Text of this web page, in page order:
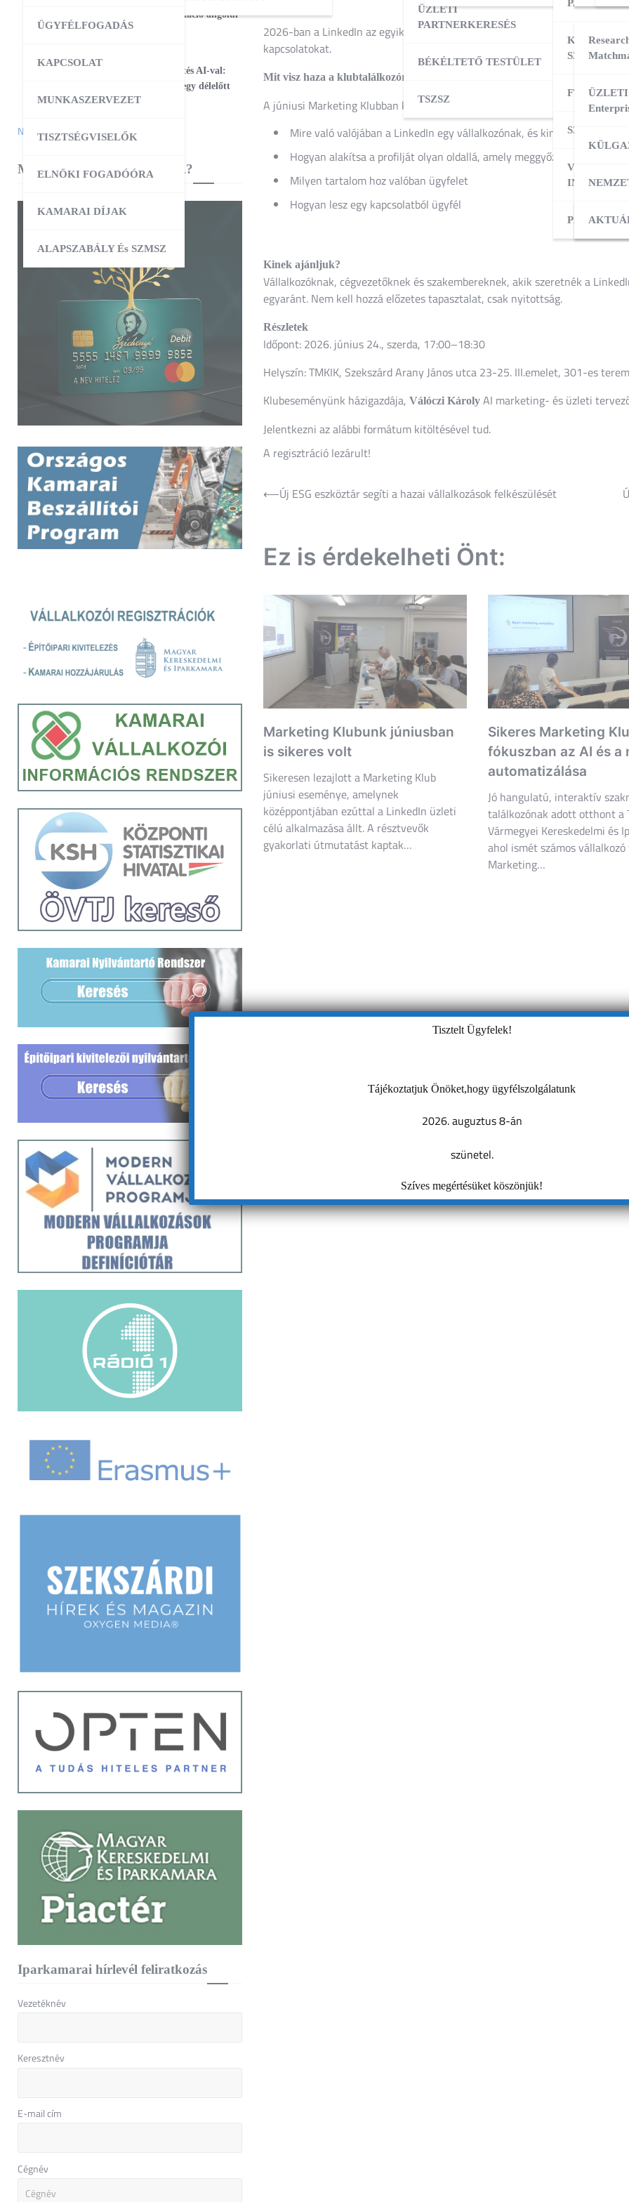
ÜZLETI
PARTNERKERESÉS
BÉKÉLTETŐ TESTÜLET
TSZSZ
KÜLPIACI
FT
INDÍTÁSA
ÜGYFÉLFOGADÁS
KAPCSOLAT
MUNKASZERVEZET
TISZTSÉGVISELŐK
ELNÖKI FOGADÓÓRA
KAMARAI DÍJAK
ALAPSZABÁLY És SZMSZ
utána semmi.
2026-ban a LinkedIn az egyik legértékesebb felület, ahol egy vállalkozó
kapcsolatokat.
Mit visz haza a klubtalálkozóról?
A júniusi Marketing Klubban közösen végigjárjuk, hogyan lesz a LinkedInből
Mire való valójában a LinkedIn egy vállalkozónak, és kinek éri meg
Hogyan alakítsa a profilját olyan oldallá, amely meggyőzi a potenciális
Milyen tartalom hoz valóban ügyfelet
Hogyan lesz egy kapcsolatból ügyfél
Kinek ajánljuk?
Vállalkozóknak, cégvezetőknek és szakembereknek, akik szeretnék a
egyaránt. Nem kell hozzá előzetes tapasztalat, csak nyitottság.
Részletek
Időpont: 2026. június 24., szerda, 17:00–18:30
Helyszín: TMKIK, Szekszárd Arany János utca 23-25. III.emelet, 301-es terem
Klubeseményünk házigazdája, Válóczi KárolyAI marketing- és üzleti
Jelentkezni az alábbi formátum kitöltésével tud.
A regisztráció lezárult!
Bejegyzés
⟵Új ESG eszköztár segíti a hazai vállalkozások felkészülését
Ez is érdekelheti Önt:
Marketing Klubunk júniusban
is sikeres volt
Sikeresen lezajlott a Marketing Klub
júniusi eseménye, amelynek
középpontjában ezúttal a LinkedIn üzleti
célú alkalmazása állt. A résztvevők
gyakorlati útmutatást kaptak…
Sikeres Marketing
fókuszban az AI és a
automatizálása
Jó hangulatú, interaktív
találkozónak adott otthont a
Vármegyei Kereskedelmi és
ahol ismét számos
Marketing…
Magabiztos üzleti kommunikáció angolul
– 2 napos workshop
25
Workshop – Facebook hirdetés AI-val:
szövegtől a kész kampányig egy délelőtt
alatt
Naptár megtekintése
MIBEN SEGÍT A KAMARA?
Iparkamarai hírlevél feliratkozás
Vezetéknév
Keresztnév
E-mail cím
Cégnév
Tisztelt Ügyfelek!
Tájékoztatjuk Önöket,hogy ügyfélszolgálatunk
2026. auguztus 8-án
szünetel.
Szíves megértésüket köszönjük!